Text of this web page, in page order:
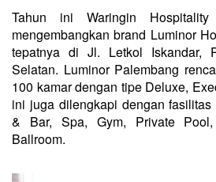
Tahun ini Waringin
mengembangkan brand Luminor
tepatnya di Jl. Letkol Iskandar,
Selatan. Luminor Palembang
100 kamar dengan tipe Deluxe,
ini juga dilengkapi dengan fasilitas
& Bar, Spa, Gym, Private
Ballroom.